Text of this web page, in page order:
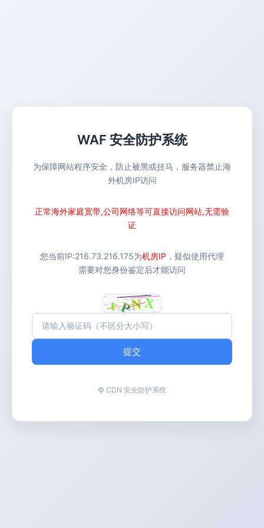
WAF 安全防护系统
为保障网站程序安全，防止被黑或挂马，服务器禁止海
外机房IP访问
正常海外家庭宽带,公司网络等可直接访问网站,无需验
证
您当前IP:216.73.216.175为机房IP ，疑似使用代理
需要对您身份鉴定后才能访问
提交
© CDN 安全防护系统